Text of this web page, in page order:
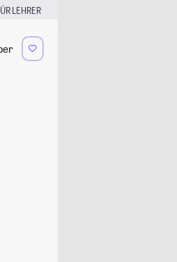
LEHRER